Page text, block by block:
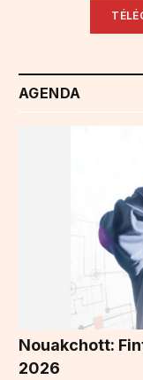
AGENDA
Nouakchott:
2026